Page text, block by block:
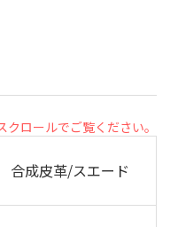
合成皮革/スエード